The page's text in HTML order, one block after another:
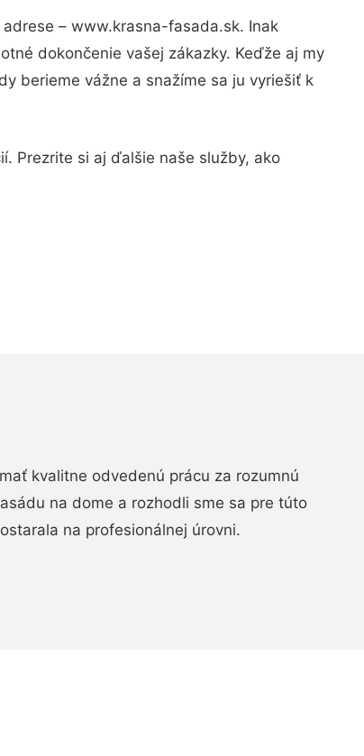
– www.krasna-fasada.sk. Inak
dokončenie vašej zákazky. Keďže aj my
berieme vážne a snažíme sa ju vyriešiť k
Prezrite si aj ďalšie naše služby, ako
kvalitne odvedenú prácu za rozumnú
na dome a rozhodli sme sa pre túto
na profesionálnej úrovni.